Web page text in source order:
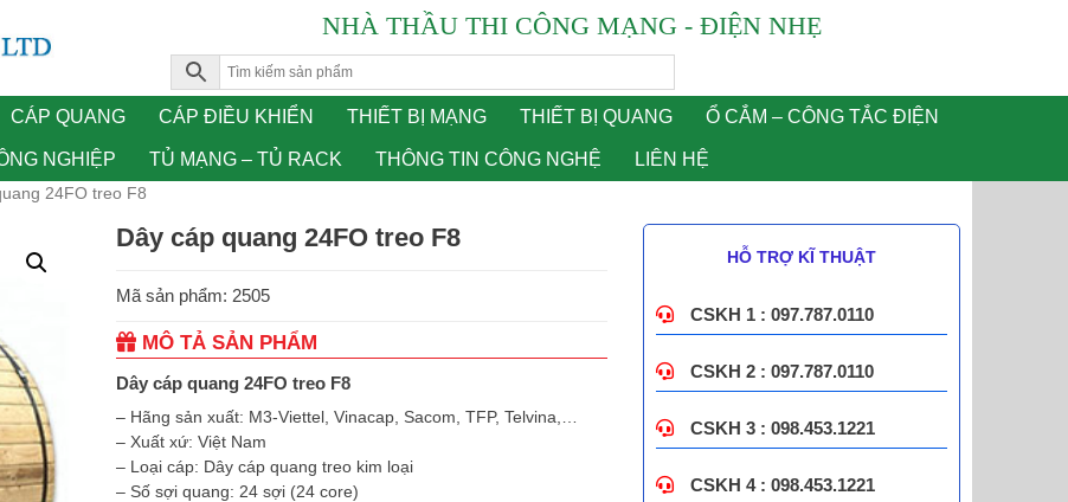
NHÀ THẦU THI CÔNG MẠNG - ĐIỆN NHẸ
CÁP QUANG CÁP ĐIỀU KHIỂN THIẾT BỊ MẠNG THIẾT BỊ QUANG Ổ CẮM – CÔNG TẮC ĐIỆN
NGHIỆP TỦ MẠNG – TỦ RACK THÔNG TIN CÔNG NGHỆ LIÊN HỆ
24FO treo F8
Dây cáp quang 24FO treo F8
Mã sản phẩm: 2505
MÔ TẢ SẢN PHẨM
Dây cáp quang 24FO treo F8
– Hãng sản xuất: M3-Viettel, Vinacap, Sacom, TFP, Telvina,…
– Xuất xứ: Việt Nam
– Loại cáp: Dây cáp quang treo kim loại
– Số sợi quang: 24 sợi (24 core)
HỖ TRỢ KĨ THUẬT
CSKH 1 : 097.787.0110
CSKH 2 : 097.787.0110
CSKH 3 : 098.453.1221
CSKH 4 : 098.453.1221